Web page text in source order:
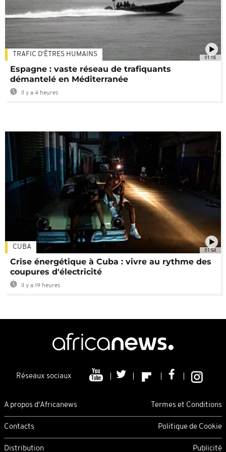
01:18
TRAFIC D'ÊTRES HUMAINS
Espagne : vaste réseau de trafiquants
démantelé en Méditerranée
Il y a 4 heures
01:54
CUBA
Crise énergétique à Cuba : vivre au rythme des
coupures d'électricité
Il y a 19 heures
Réseaux sociaux
A propos d'Africanews Termes et Conditions
Contacts Politique de Cookie
Distribution Publicité